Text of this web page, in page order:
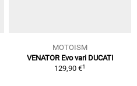
MOTOISM
VENATOR Evo vari DUCATI
129,90 €1